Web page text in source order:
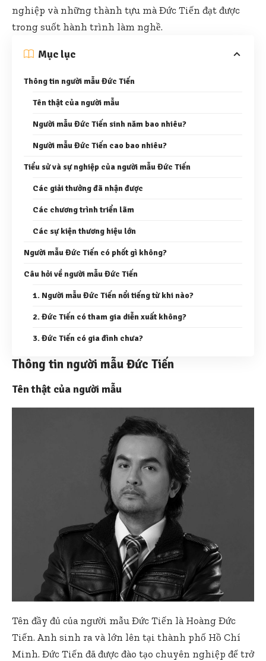
nghiệp và những thành tựu mà Đức Tiến đạt được
trong suốt hành trình làm nghề.
Mục lục
Thông tin người mẫu Đức Tiến
Tên thật của người mẫu
Người mẫu Đức Tiến sinh năm bao nhiêu?
Người mẫu Đức Tiến cao bao nhiêu?
Tiểu sử và sự nghiệp của người mẫu Đức Tiến
Các giải thưởng đã nhận được
Các chương trình triển lãm
Các sự kiện thương hiệu lớn
Người mẫu Đức Tiến có phốt gì không?
Câu hỏi về người mẫu Đức Tiến
1. Người mẫu Đức Tiến nổi tiếng từ khi nào?
2. Đức Tiến có tham gia diễn xuất không?
3. Đức Tiến có gia đình chưa?
Thông tin người mẫu Đức Tiến
Tên thật của người mẫu
Tên đầy đủ của người mẫu Đức Tiến là Hoàng Đức
Tiến. Anh sinh ra và lớn lên tại thành phố Hồ Chí
Minh. Đức Tiến đã được đào tạo chuyên nghiệp để trở